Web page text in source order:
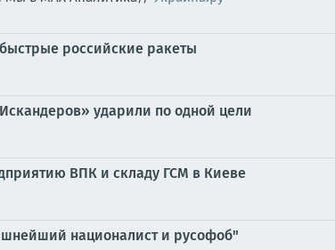
российские ракеты
ударили по одной цели
ВПК и складу ГСМ в Киеве
националист и русофоб"